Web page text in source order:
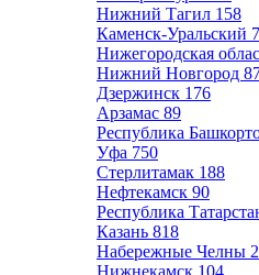
Нижний Тагил 158
Каменск-Уральский
Нижегородская
Нижний Новгород
Дзержинск 176
Арзамас 89
Республика
Уфа 750
Стерлитамак 188
Нефтекамск 90
Республика
Казань 818
Набережные Челны
Нижнекамск 104